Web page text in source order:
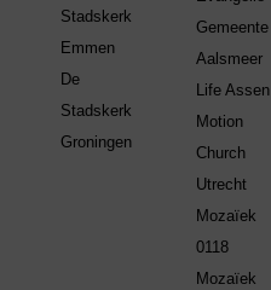
Stadskerk
Emmen
De
Stadskerk
Groningen
Gemeente
Aalsmeer
Life Assen
Motion
Church
Utrecht
Mozaïek
0118
Mozaïek